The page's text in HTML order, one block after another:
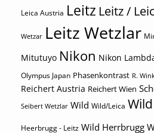
Leica Austria Leitz Leitz /
Wetzar Leitz Wetzlar
Mitutuyo Nikon Nikon
Olympus Japan Phasenkontrast R.
Reichert Austria Reichert Wien
Seibert Wetzlar Wild Wild/Leica
Heerbrugg - Leitz Wild Herrbrugg